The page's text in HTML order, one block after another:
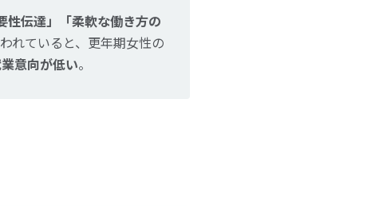
性伝達」「柔軟な働き方の
れていると、更年期女性の
意向が低い。